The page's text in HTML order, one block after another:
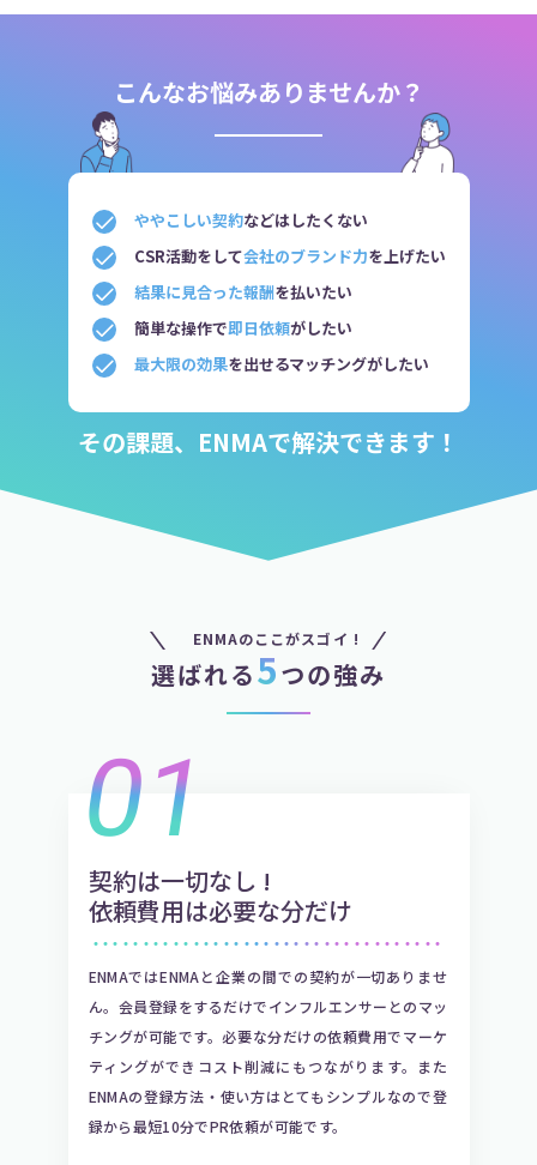
こんなお悩みありませんか？
ややこしい契約などはしたくない
CSR活動をして会社のブランド力を上げたい
結果に見合った報酬を払いたい
簡単な操作で即日依頼がしたい
最大限の効果を出せるマッチングがしたい
その課題、ENMAで解決できます！
ENMAのここがスゴイ !
選ばれる5つの強み
01
契約は一切なし !
依頼費用は必要な分だけ
・・・・・・・・・・・・・・・・・・・・・・・・・・・・・・・・・・・
ENMAではENMAと企業の間での契約が一切ありませ
ん。会員登録をするだけでインフルエンサーとのマッ
チングが可能です。必要な分だけの依頼費用でマーケ
ティングができコスト削減にもつながります。また
ENMAの登録方法・使い方はとてもシンプルなので登
録から最短10分でPR依頼が可能です。